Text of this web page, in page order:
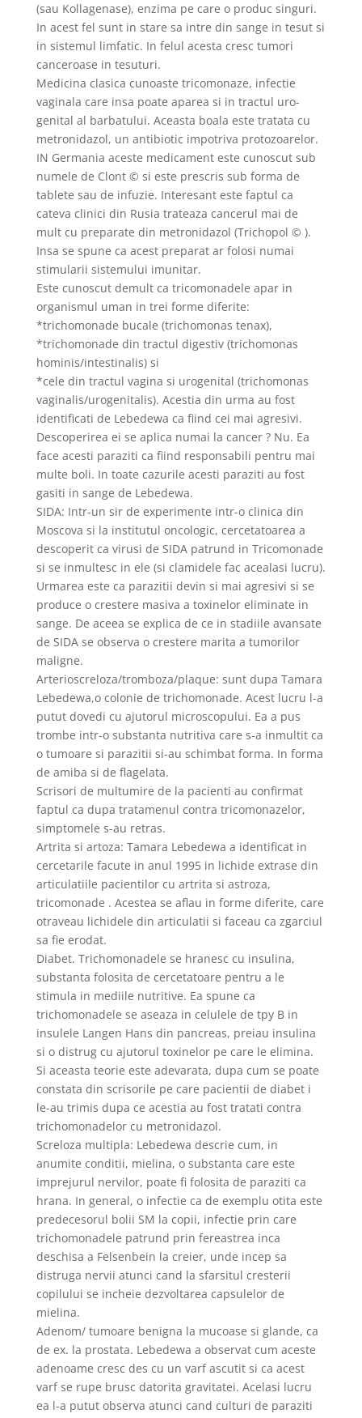
(sau Kollagenase), enzima pe care o produc singuri.
In acest fel sunt in stare sa intre din sange in tesut si
in sistemul limfatic. In felul acesta cresc tumori
canceroase in tesuturi.
Medicina clasica cunoaste tricomonaze, infectie
vaginala care insa poate aparea si in tractul uro-
genital al barbatului. Aceasta boala este tratata cu
metronidazol, un antibiotic impotriva protozoarelor.
IN Germania aceste medicament este cunoscut sub
numele de Clont © si este prescris sub forma de
tablete sau de infuzie. Interesant este faptul ca
cateva clinici din Rusia trateaza cancerul mai de
mult cu preparate din metronidazol (Trichopol © ).
Insa se spune ca acest preparat ar folosi numai
stimularii sistemului imunitar.
Este cunoscut demult ca tricomonadele apar in
organismul uman in trei forme diferite:
*trichomonade bucale (trichomonas tenax),
*trichomonade din tractul digestiv (trichomonas
hominis/intestinalis) si
*cele din tractul vagina si urogenital (trichomonas
vaginalis/urogenitalis). Acestia din urma au fost
identificati de Lebedewa ca fiind cei mai agresivi.
Descoperirea ei se aplica numai la cancer ? Nu. Ea
face acesti paraziti ca fiind responsabili pentru mai
multe boli. In toate cazurile acesti paraziti au fost
gasiti in sange de Lebedewa.
SIDA: Intr-un sir de experimente intr-o clinica din
Moscova si la institutul oncologic, cercetatoarea a
descoperit ca virusi de SIDA patrund in Tricomonade
si se inmultesc in ele (si clamidele fac acealasi lucru).
Urmarea este ca parazitii devin si mai agresivi si se
produce o crestere masiva a toxinelor eliminate in
sange. De aceea se explica de ce in stadiile avansate
de SIDA se observa o crestere marita a tumorilor
maligne.
Arterioscreloza/tromboza/plaque: sunt dupa Tamara
Lebedewa,o colonie de trichomonade. Acest lucru l-a
putut dovedi cu ajutorul microscopului. Ea a pus
trombe intr-o substanta nutritiva care s-a inmultit ca
o tumoare si parazitii si-au schimbat forma. In forma
de amiba si de flagelata.
Scrisori de multumire de la pacienti au confirmat
faptul ca dupa tratamenul contra tricomonazelor,
simptomele s-au retras.
Artrita si artoza: Tamara Lebedewa a identificat in
cercetarile facute in anul 1995 in lichide extrase din
articulatiile pacientilor cu artrita si astroza,
tricomonade . Acestea se aflau in forme diferite, care
otraveau lichidele din articulatii si faceau ca zgarciul
sa fie erodat.
Diabet. Trichomonadele se hranesc cu insulina,
substanta folosita de cercetatoare pentru a le
stimula in mediile nutritive. Ea spune ca
trichomonadele se aseaza in celulele de tpy B in
insulele Langen Hans din pancreas, preiau insulina
si o distrug cu ajutorul toxinelor pe care le elimina.
Si aceasta teorie este adevarata, dupa cum se poate
constata din scrisorile pe care pacientii de diabet i
le-au trimis dupa ce acestia au fost tratati contra
trichomonadelor cu metronidazol.
Screloza multipla: Lebedewa descrie cum, in
anumite conditii, mielina, o substanta care este
imprejurul nervilor, poate fi folosita de paraziti ca
hrana. In general, o infectie ca de exemplu otita este
predecesorul bolii SM la copii, infectie prin care
trichomonadele patrund prin fereastrea inca
deschisa a Felsenbein la creier, unde incep sa
distruga nervii atunci cand la sfarsitul cresterii
copilului se incheie dezvoltarea capsulelor de
mielina.
Adenom/ tumoare benigna la mucoase si glande, ca
de ex. la prostata. Lebedewa a observat cum aceste
adenoame cresc des cu un varf ascutit si ca acest
varf se rupe brusc datorita gravitatei. Acelasi lucru
ea l-a putut observa atunci cand culturi de paraziti